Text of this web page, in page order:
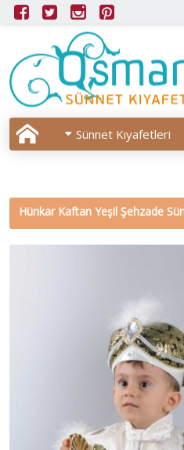
Sünnet Kıyafetleri
Hünkar Kaftan Yeşil Şehzade